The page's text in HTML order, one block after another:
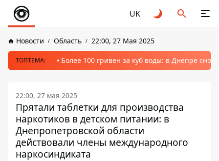
UK
Новости Область 22:00, 27 Мая 2025
ТОПТЕМА: Более 100 гривен за куб воды: в Днепре
22:00, 27 мая 2025
Прятали таблетки для производства
наркотиков в детском питании: в
Днепропетровской области
действовали члены международного
наркосиндиката